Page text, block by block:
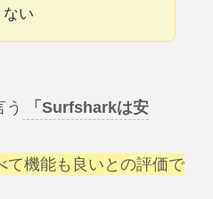
い
う
「Surfsharkは安
て機能も良いとの評価で